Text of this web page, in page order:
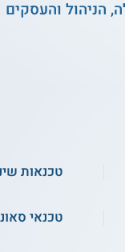
הניהול והעסקים
טכנאות
טכנאי